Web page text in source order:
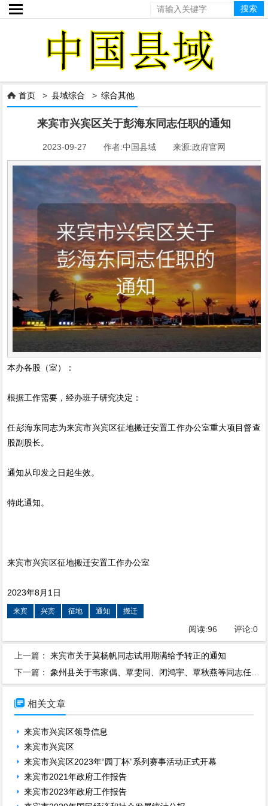

 首页 >县域综合 >综合其他
来宾市兴宾区关于彭海东同志任职的通知
2023-09-27 作者:中国县域 来源:政府官网
本办各股（室）：
根据工作需要，经办班子研究决定：
任彭海东同志为来宾市兴宾区征地搬迁安置工作办公室重大项目督查
股副股长。
通知从印发之日起生效。
特此通知。
来宾市兴宾区征地搬迁安置工作办公室
2023年8月1日
来宾 兴宾 征地 通知 搬迁
阅读:96 评论:0
上一篇：来宾市关于莫杨帆同志试用期满给予转正的通知
下一篇：象州县关于韦家偶、覃雯同、闭鸿宇、覃秋燕等同志任免职的通知
 相关文章
来宾市兴宾区领导信息
来宾市兴宾区
来宾市兴宾区2023年“园丁杯”系列赛事活动正式开幕
来宾市2021年政府工作报告
来宾市2023年政府工作报告